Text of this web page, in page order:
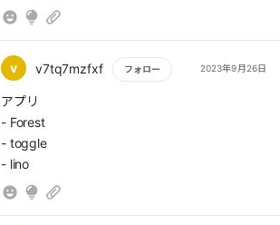
v v7tq7mzfxf フォロー 2023年9月26日
もっと読む
アプリ
- Forest
- toggle
- lino